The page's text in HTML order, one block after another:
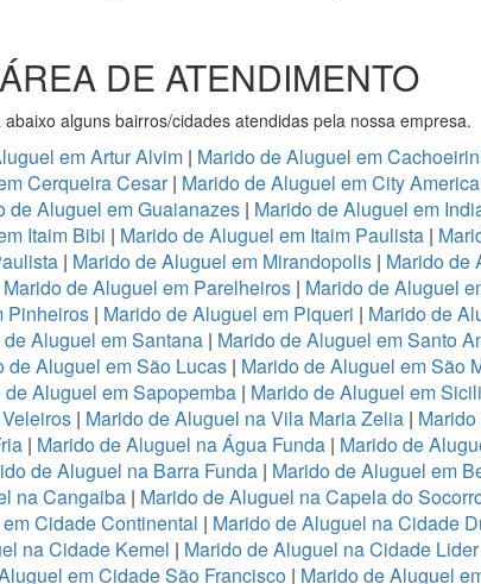
ÁREA DE ATENDIMENTO
abaixo alguns bairros/cidades atendidas pela nossa empresa.
em Artur Alvim | Marido de Aluguel em
Cerqueira Cesar| Marido de Aluguel em City America
de Aluguel em Guaianazes| Marido de Aluguel em
Itaim Bibi | Marido de Aluguel em Itaim Paulista |
| Marido de Aluguel em Mirandopolis| Marido de
Marido de Aluguel em Parelheiros| Marido de Aluguel
Pinheiros | Marido de Aluguel em Piqueri | Marido de
de Aluguel em Santana| Marido de Aluguel em Santo
de Aluguel em São Lucas| Marido de Aluguel em São
de Aluguel em Sapopemba | Marido de Aluguel em
| Marido de Aluguel na Vila Maria Zelia|
| Marido de Aluguel na Água Funda| Marido de
de Aluguel na Barra Funda | Marido de Aluguel em
na Cangaiba | Marido de Aluguel na Capela do
Cidade Continental | Marido de Aluguel na Cidade
na Cidade Kemel | Marido de Aluguel na Cidade Lider
em Cidade São Francisco | Marido de Aluguel